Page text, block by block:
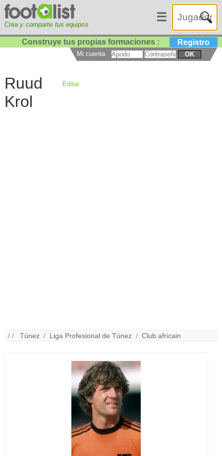
Crea y comparte tus equipos
☰
Construye tus propias formaciones : Registro
Mi cuenta OK
Ruud
Krol
Editar
/ /Túnez / Liga Profesional de Túnez /Club africain